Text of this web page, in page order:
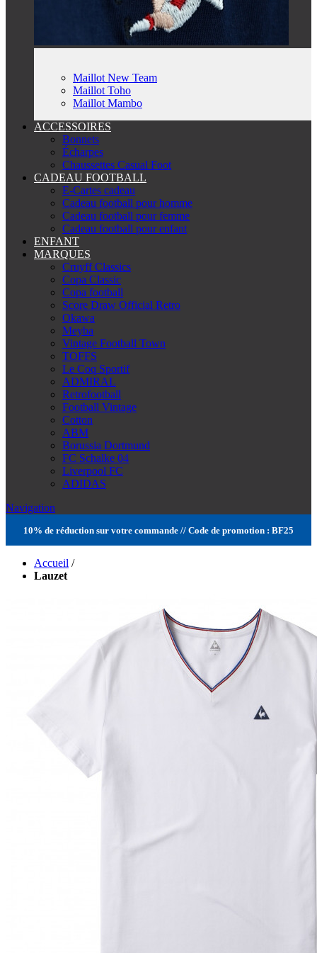
Maillot New Team
Maillot Toho
Maillot Mambo
ACCESSOIRES
Bonnets
Écharpes
Chaussettes Casual Foot
CADEAU FOOTBALL
E-Cartes cadeau
Cadeau football pour homme
Cadeau football pour femme
Cadeau football pour enfant
ENFANT
MARQUES
Cruyff Classics
Copa Classic
Copa football
Score Draw Official Retro
Okawa
Meyba
Vintage Football Town
TOFFS
Le Coq Sportif
ADMIRAL
Retrofootball
Football Vintage
Cotton
ABM
Borussia Dortmund
FC Schalke 04
Liverpool FC
ADIDAS
Navigation
10% de réduction sur votre commande // Code de promotion : BF25
Accueil /
Lauzet